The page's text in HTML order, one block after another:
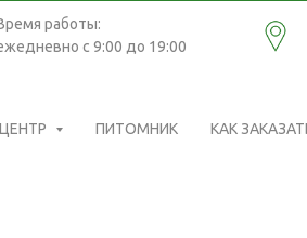
работы:
с 9:00 до 19:00
ПИТОМНИК КАК